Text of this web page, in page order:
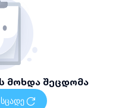
მოხდა შეცდომა